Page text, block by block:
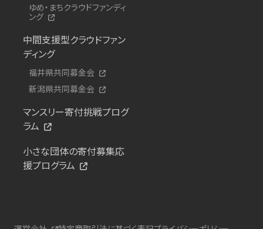
ゆめ・まちクラウドファンディ
ング
中間支援型クラウドファン
ディング
福井県共同募金会
新潟県共同募金会
マンスリー寄付挑戦プログ
ラム
小さな団体の寄付募集応
援プログラム